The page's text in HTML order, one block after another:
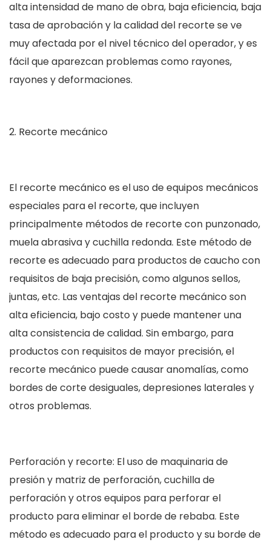
alta intensidad de mano de obra, baja eficiencia, baja
tasa de aprobación y la calidad del recorte se ve
muy afectada por el nivel técnico del operador, y es
fácil que aparezcan problemas como rayones,
rayones y deformaciones.
Recorte mecánico
El recorte mecánico es el uso de equipos mecánicos
especiales para el recorte, que incluyen
principalmente métodos de recorte con punzonado,
muela abrasiva y cuchilla redonda. Este método de
recorte es adecuado para productos de caucho con
requisitos de baja precisión, como algunos sellos,
juntas, etc. Las ventajas del recorte mecánico son
alta eficiencia, bajo costo y puede mantener una
alta consistencia de calidad. Sin embargo, para
productos con requisitos de mayor precisión, el
recorte mecánico puede causar anomalías, como
bordes de corte desiguales, depresiones laterales y
otros problemas.
Perforación y recorte: El uso de maquinaria de
presión y matriz de perforación, cuchilla de
perforación y otros equipos para perforar el
producto para eliminar el borde de rebaba. Este
método es adecuado para el producto y su borde de